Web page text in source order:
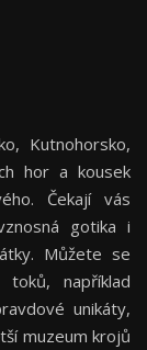
Kutnohorsko,
hor a kousek
Čekají vás
gotika i
Můžete se
například
unikáty,
muzeum krojů